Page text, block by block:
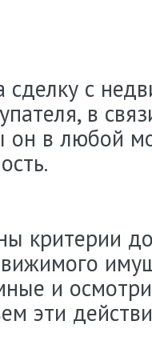
сделку с
в
он в любой
критерии
и
эти